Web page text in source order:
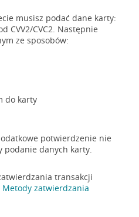
musisz podać dane karty:
CVV2/CVC2. Następnie
ze sposobów:
do karty
potwierdzenie nie
podanie danych karty.
transakcji
Metody zatwierdzania